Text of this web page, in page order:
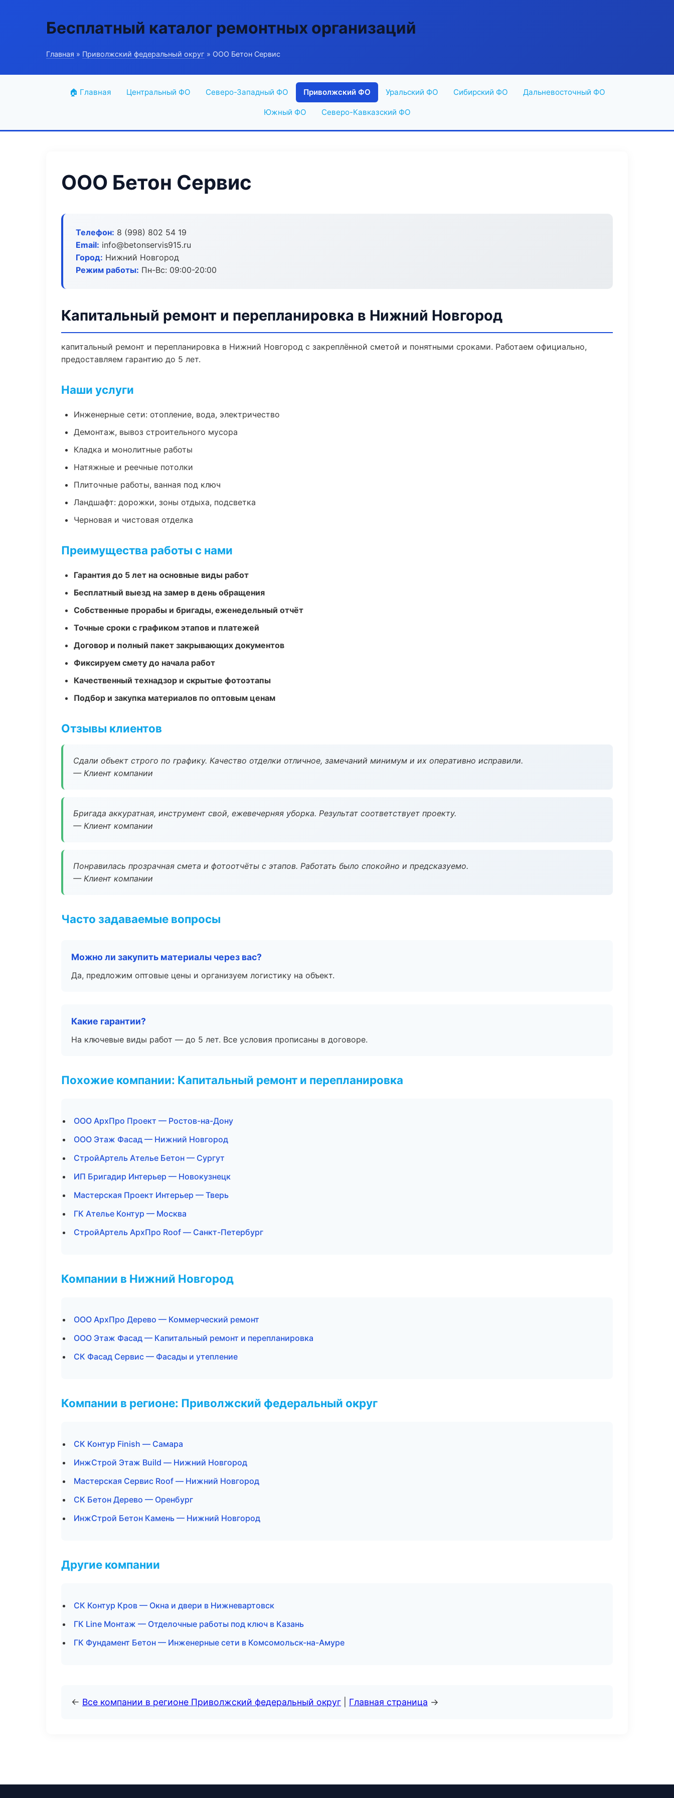
Бесплатный каталог ремонтных организаций
Главная » Приволжский федеральный округ » ООО Бетон Сервис
🏠 Главная Центральный ФО Северо-Западный ФО Приволжский ФО Уральский ФО Сибирский ФО Дальневосточный ФО
Южный ФО Северо-Кавказский ФО
ООО Бетон Сервис
Телефон: 8 (998) 802 54 19
Email: info@betonservis915.ru
Город: Нижний Новгород
Режим работы: Пн-Вс: 09:00-20:00
Капитальный ремонт и перепланировка в Нижний Новгород
капитальный ремонт и перепланировка в Нижний Новгород с закреплённой сметой и понятными сроками. Работаем официально,
предоставляем гарантию до 5 лет.
Наши услуги
Инженерные сети: отопление, вода, электричество
Демонтаж, вывоз строительного мусора
Кладка и монолитные работы
Натяжные и реечные потолки
Плиточные работы, ванная под ключ
Ландшафт: дорожки, зоны отдыха, подсветка
Черновая и чистовая отделка
Преимущества работы с нами
Гарантия до 5 лет на основные виды работ
Бесплатный выезд на замер в день обращения
Собственные прорабы и бригады, еженедельный отчёт
Точные сроки с графиком этапов и платежей
Договор и полный пакет закрывающих документов
Фиксируем смету до начала работ
Качественный технадзор и скрытые фотоэтапы
Подбор и закупка материалов по оптовым ценам
Отзывы клиентов
Сдали объект строго по графику. Качество отделки отличное, замечаний минимум и их оперативно исправили.
— Клиент компании
Бригада аккуратная, инструмент свой, ежевечерняя уборка. Результат соответствует проекту.
— Клиент компании
Понравилась прозрачная смета и фотоотчёты с этапов. Работать было спокойно и предсказуемо.
— Клиент компании
Часто задаваемые вопросы
Можно ли закупить материалы через вас?
Да, предложим оптовые цены и организуем логистику на объект.
Какие гарантии?
На ключевые виды работ — до 5 лет. Все условия прописаны в договоре.
Похожие компании: Капитальный ремонт и перепланировка
ООО АрхПро Проект — Ростов-на-Дону
ООО Этаж Фасад — Нижний Новгород
СтройАртель Ателье Бетон — Сургут
ИП Бригадир Интерьер — Новокузнецк
Мастерская Проект Интерьер — Тверь
ГК Ателье Контур — Москва
СтройАртель АрхПро Roof — Санкт-Петербург
Компании в Нижний Новгород
ООО АрхПро Дерево — Коммерческий ремонт
ООО Этаж Фасад — Капитальный ремонт и перепланировка
СК Фасад Сервис — Фасады и утепление
Компании в регионе: Приволжский федеральный округ
СК Контур Finish — Самара
ИнжСтрой Этаж Build — Нижний Новгород
Мастерская Сервис Roof — Нижний Новгород
СК Бетон Дерево — Оренбург
ИнжСтрой Бетон Камень — Нижний Новгород
Другие компании
СК Контур Кров — Окна и двери в Нижневартовск
ГК Line Монтаж — Отделочные работы под ключ в Казань
ГК Фундамент Бетон — Инженерные сети в Комсомольск-на-Амуре
← Все компании в регионе Приволжский федеральный округ Главная страница →